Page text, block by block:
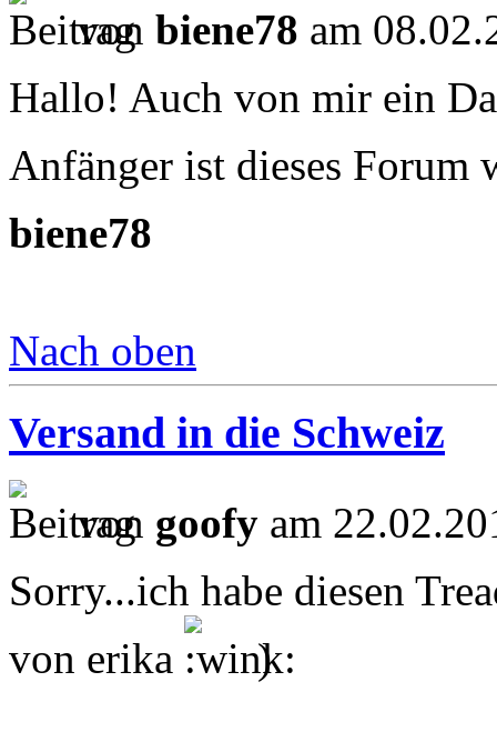
von biene78 am
Hallo! Auch von mir ein
Anfänger ist dieses
biene78
Nach oben
Versand in die Schweiz
von goofy am
Sorry...ich habe diesen
von erika
)